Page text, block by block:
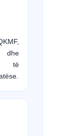
dhe
të